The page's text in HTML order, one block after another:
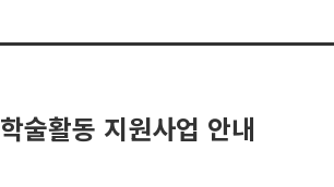
술활동 지원사업 안내